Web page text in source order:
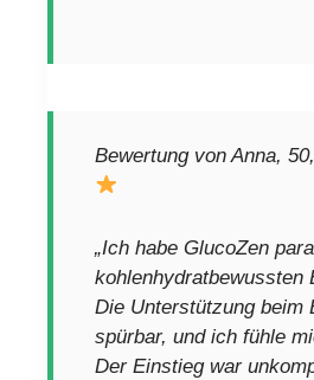
Bewertung von Anna,
„Ich habe GlucoZen
kohlenhydratbewussten
Die Unterstützung beim
spürbar, und ich fühle
Der Einstieg war